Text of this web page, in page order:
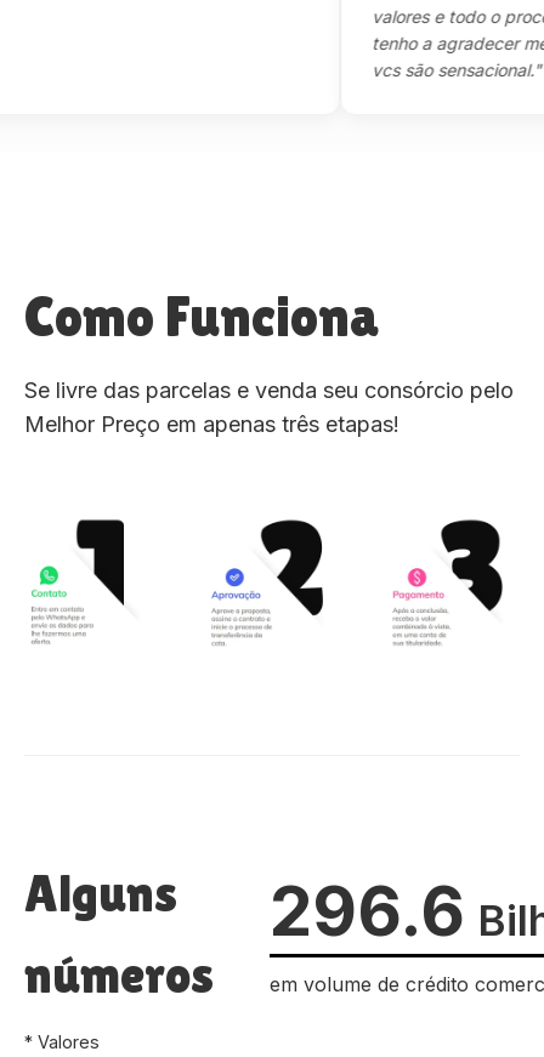
valores e todo o processo
tenho a agradecer
vcs são sensacional."
Como Funciona
Se livre das parcelas e venda seu consórcio pelo
Melhor Preço em apenas três etapas!
Alguns
números
* Valores
296.6
em volume de crédito